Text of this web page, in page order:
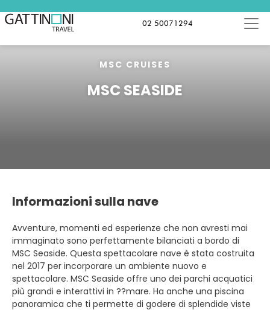
02 50071294
MSC CRUISES
MSC SEASIDE
Informazioni sulla nave
Avventure, momenti ed esperienze che non avresti mai
immaginato sono perfettamente bilanciati a bordo di
MSC Seaside. Questa spettacolare nave è stata costruita
nel 2017 per incorporare un ambiente nuovo e
spettacolare. MSC Seaside offre uno dei parchi acquatici
più grandi e interattivi in ??mare. Ha anche una piscina
panoramica che ti permette di godere di splendide viste